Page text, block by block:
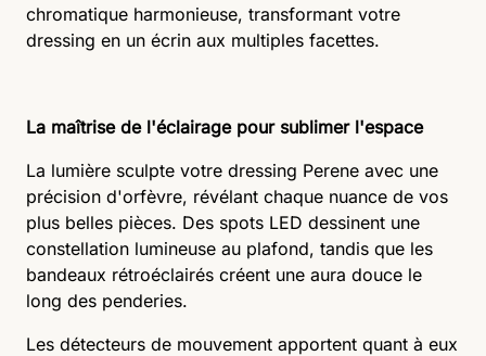
chromatique harmonieuse, transformant votre
dressing en un écrin aux multiples facettes.
La maîtrise de l'éclairage pour sublimer l'espace
La lumière sculpte votre dressing Perene avec une
précision d'orfèvre, révélant chaque nuance de vos
plus belles pièces. Des spots LED dessinent une
constellation lumineuse au plafond, tandis que les
bandeaux rétroéclairés créent une aura douce le
long des penderies.
Les détecteurs de mouvement apportent quant à eux